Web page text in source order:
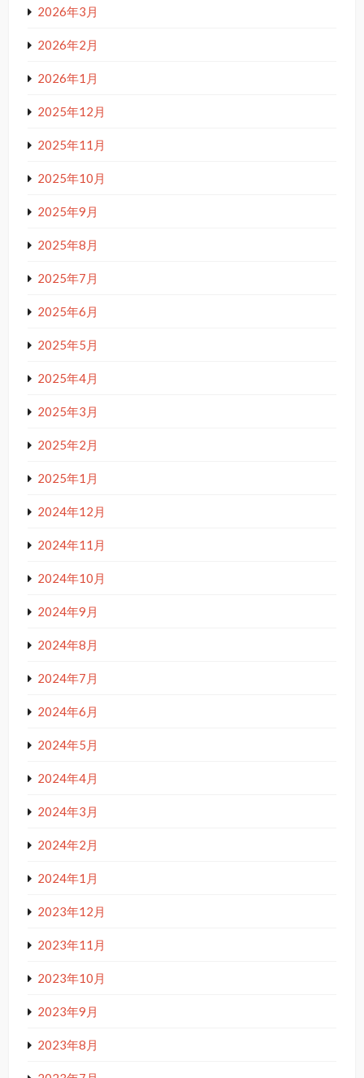
2026年3月
2026年2月
2026年1月
2025年12月
2025年11月
2025年10月
2025年9月
2025年8月
2025年7月
2025年6月
2025年5月
2025年4月
2025年3月
2025年2月
2025年1月
2024年12月
2024年11月
2024年10月
2024年9月
2024年8月
2024年7月
2024年6月
2024年5月
2024年4月
2024年3月
2024年2月
2024年1月
2023年12月
2023年11月
2023年10月
2023年9月
2023年8月